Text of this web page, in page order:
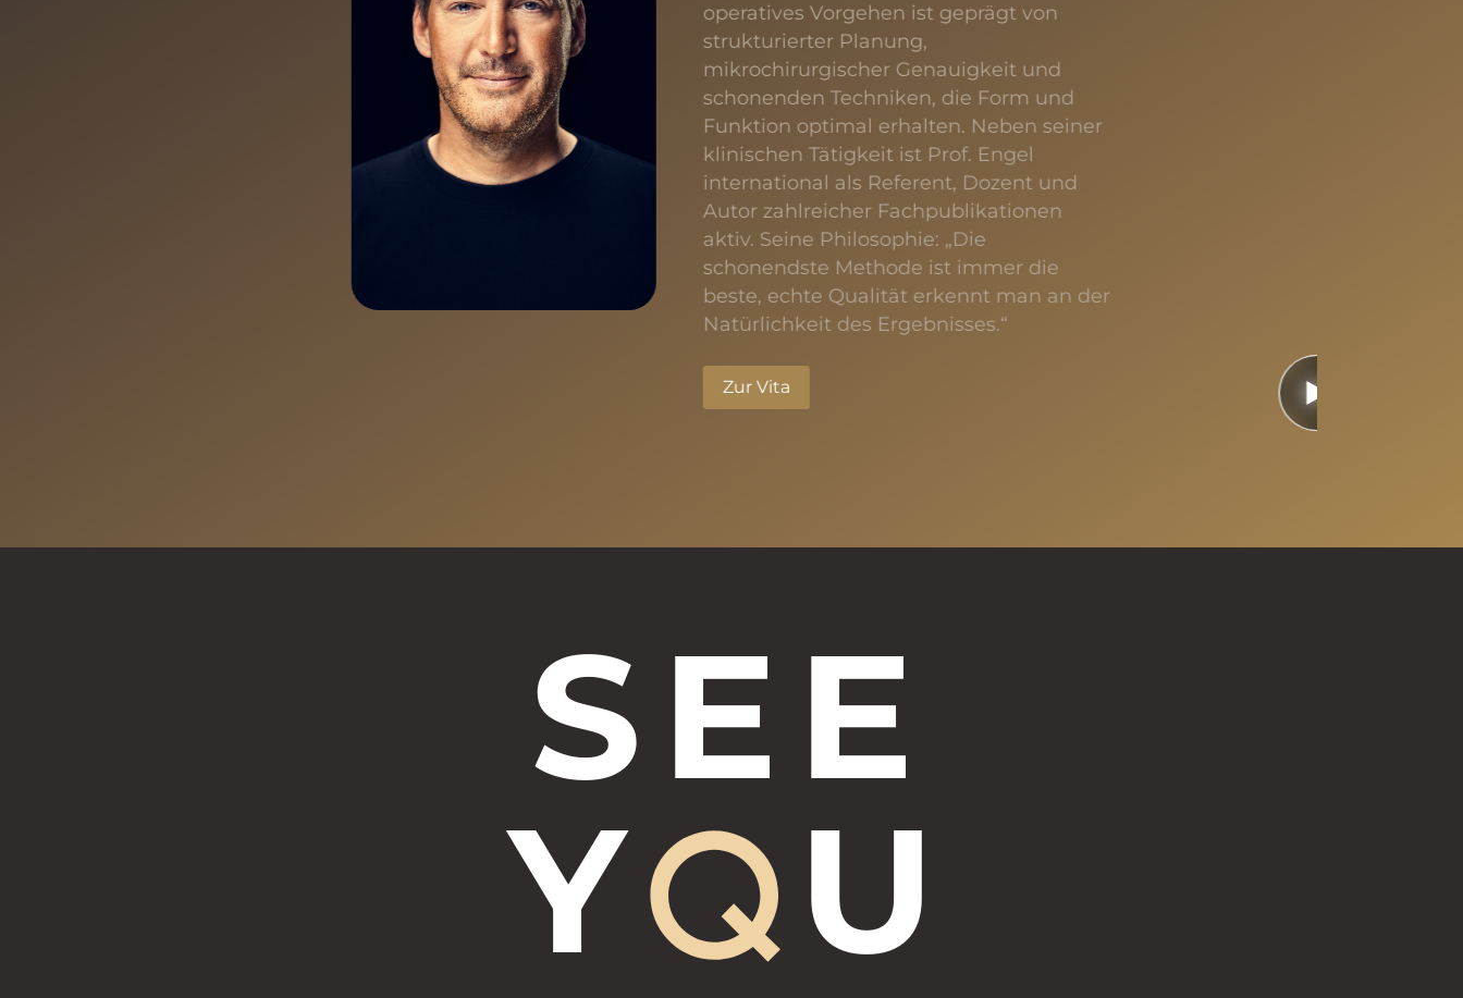
operatives Vorgehen ist geprägt von
strukturierter Planung,
mikrochirurgischer Genauigkeit und
schonenden Techniken, die Form und
Funktion optimal erhalten. Neben seiner
klinischen Tätigkeit ist Prof. Engel
international als Referent, Dozent und
Autor zahlreicher Fachpublikationen
aktiv. Seine Philosophie: „Die
schonendste Methode ist immer die
beste, echte Qualität erkennt man an der
Natürlichkeit des Ergebnisses.“
Zur Vita
SEE
Y
U